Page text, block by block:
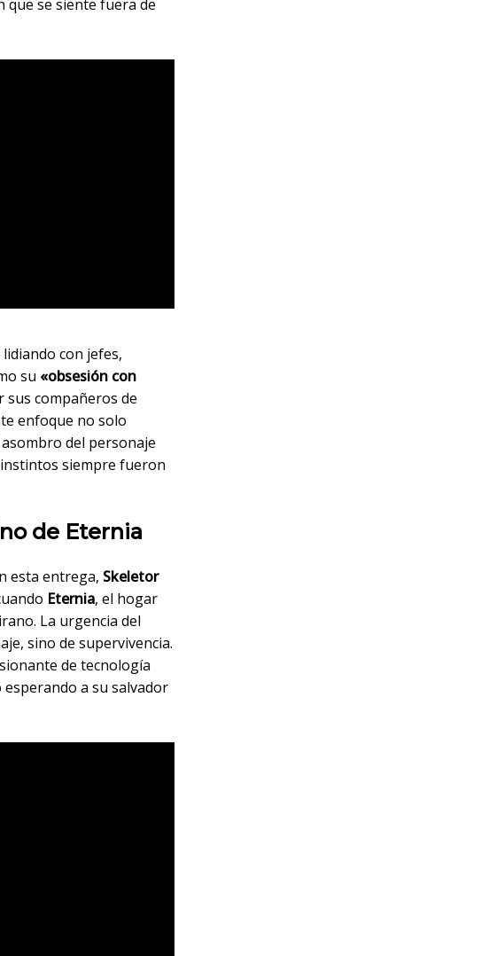
que se siente fuera de
con jefes,
su «obsesión con
compañeros de
enfoque no solo
del personaje
siempre fueron
de Eternia
esta entrega, Skeletor
Eternia, el hogar
La urgencia del
sino de supervivencia.
de tecnología
a su salvador